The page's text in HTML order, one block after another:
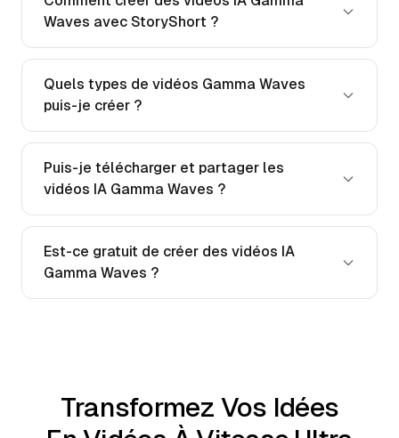
Waves avec StoryShort ?
Quels types de vidéos Gamma Waves
puis-je créer ?
Puis-je télécharger et partager les
vidéos IA Gamma Waves ?
Est-ce gratuit de créer des vidéos IA
Gamma Waves ?
Transformez Vos Idées